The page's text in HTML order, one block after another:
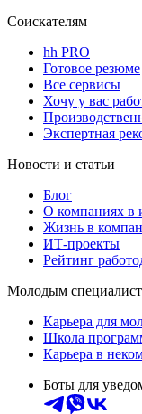
Соискателям
hh PRO
Готовое резюме
Все сервисы
Хочу у вас
Экспертная
Новости и статьи
Блог
О компаниях в
Жизнь в
ИТ-проекты
Рейтинг
Молодым
Карьера для
Школа
Карьера в
Боты для